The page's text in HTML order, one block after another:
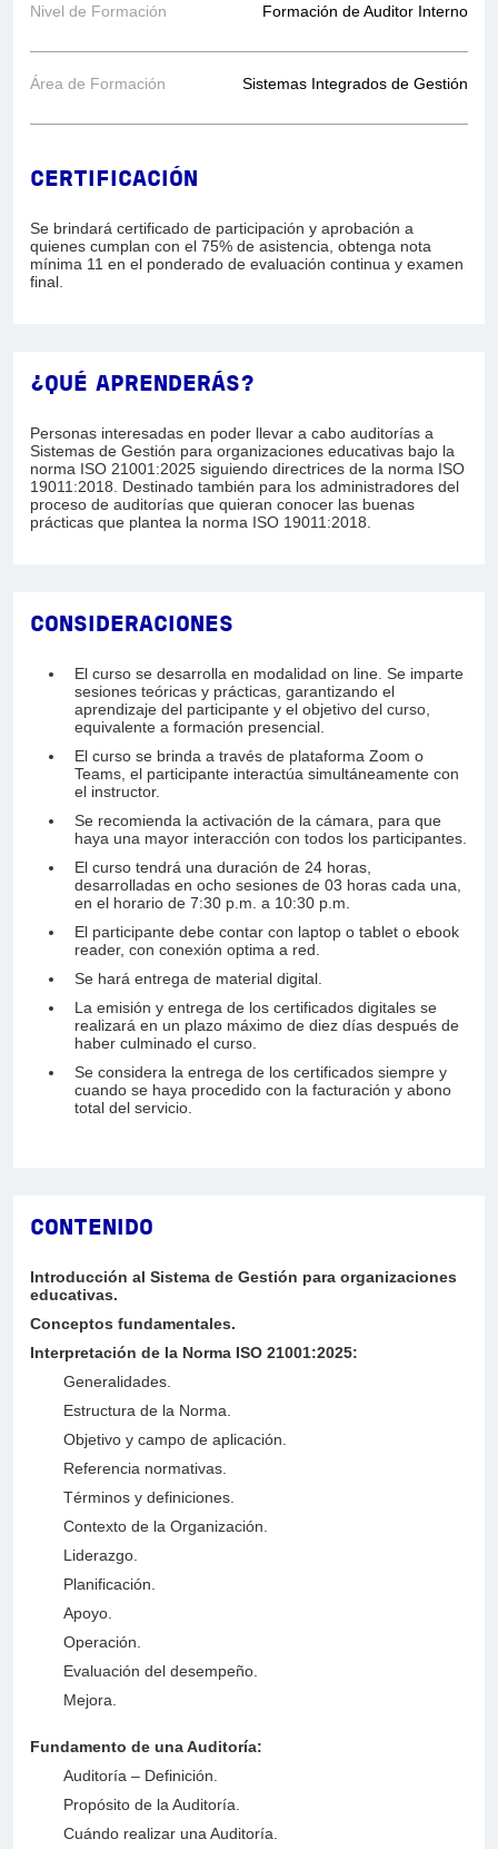
¿QUÉ APRENDERÁS?
Personas interesadas en poder llevar a cabo auditorías a
Sistemas de Gestión para organizaciones educativas bajo la
norma ISO 21001:2025 siguiendo directrices de la norma ISO
19011:2018. Destinado también para los administradores del
proceso de auditorías que quieran conocer las buenas
prácticas que plantea la norma ISO 19011:2018.
CONSIDERACIONES
El curso se desarrolla en modalidad on line. Se imparte
sesiones teóricas y prácticas, garantizando el
aprendizaje del participante y el objetivo del curso,
equivalente a formación presencial.
El curso se brinda a través de plataforma Zoom o
Teams, el participante interactúa simultáneamente con
el instructor.
Se recomienda la activación de la cámara, para que
haya una mayor interacción con todos los participantes.
El curso tendrá una duración de 24 horas,
desarrolladas en ocho sesiones de 03 horas cada una,
en el horario de 7:30 p.m. a 10:30 p.m.
El participante debe contar con laptop o tablet o ebook
reader, con conexión optima a red.
Se hará entrega de material digital.
La emisión y entrega de los certificados digitales se
realizará en un plazo máximo de diez días después de
haber culminado el curso.
Se considera la entrega de los certificados siempre y
cuando se haya procedido con la facturación y abono
total del servicio.
CONTENIDO
Introducción al Sistema de Gestión para organizaciones
educativas.
Conceptos fundamentales.
Interpretación de la Norma ISO 21001:2025:
Generalidades.
Estructura de la Norma.
Objetivo y campo de aplicación.
Referencia normativas.
Términos y definiciones.
Contexto de la Organización.
Liderazgo.
Planificación.
Apoyo.
Operación.
Evaluación del desempeño.
Mejora.
Fundamento de una Auditoría:
Auditoría – Definición.
Propósito de la Auditoría.
Cuándo realizar una Auditoría.
Nivel de Formación Formación de Auditor Interno
Área de Formación Sistemas Integrados de Gestión
CERTIFICACIÓN
Se brindará certificado de participación y aprobación a
quienes cumplan con el 75% de asistencia, obtenga nota
mínima 11 en el ponderado de evaluación continua y examen
final.